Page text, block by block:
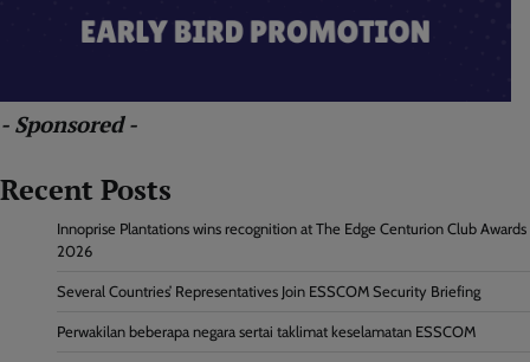
- Sponsored -
Recent Posts
Innoprise Plantations wins recognition at The Edge Centurion Club Awards
2026
Several Countries’ Representatives Join ESSCOM Security Briefing
Perwakilan beberapa negara sertai taklimat keselamatan ESSCOM